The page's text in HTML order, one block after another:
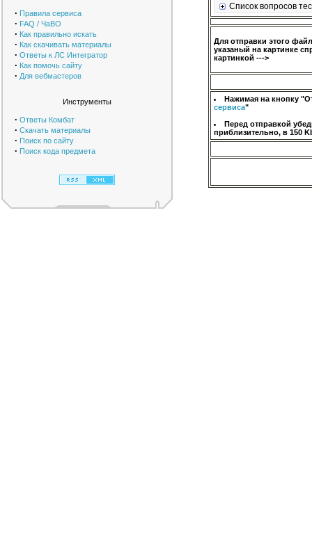
· Правила сервиса
· FAQ / ЧаВО
· Как правильно искать
· Как скачивать материалы
· Ответы к ЛС Интегратор
· Как помочь сайту
· Для вебмастеров
Инструменты
· Ответы Комбат
· Скачать материалы
· Поиск по сайту
· Поиск кода предмета
Список вопросов
Для отправки этого
указаный на картинке
картинкой --->
Нажимая на кнопку
сервиса"
Перед отправкой
приблизительно, в 150